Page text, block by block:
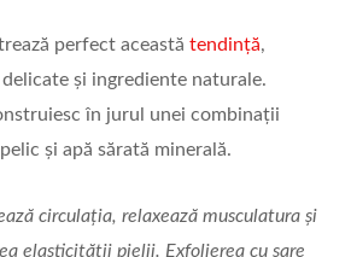
perfect această tendință,
și ingrediente naturale.
în jurul unei combinații
și apă sărată minerală.
circulația, relaxează musculatura și
elasticității pielii. Exfolierea cu sare